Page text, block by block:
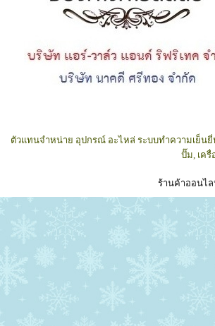
ตัวแทนจำหน่าย อุปกรณ์ อะไหล่ ระบบทำความเย็นยี่
ปั๊ม, เครื่
ร้านค้าออนไ